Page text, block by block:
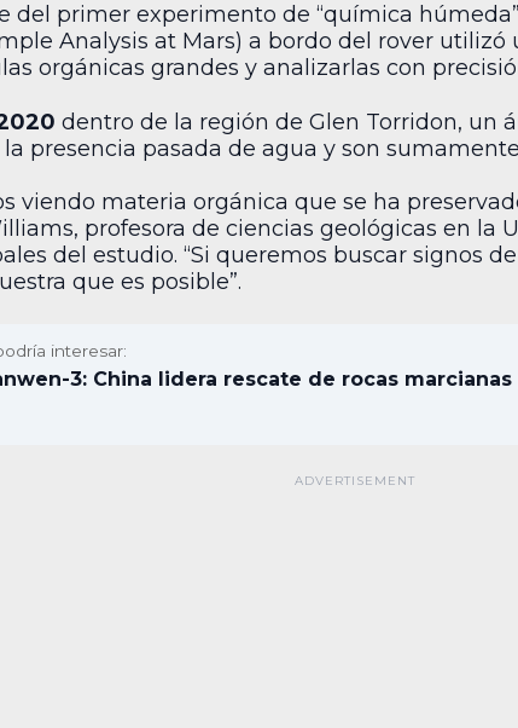
del primer experimento de “química
Analysis at Mars) a bordo del rover
orgánicas grandes y analizarlas con
dentro de la región de Glen Torridon, un
presencia pasada de agua y son
viendo materia orgánica que se ha
profesora de ciencias geológicas en la
del estudio. “Si queremos buscar signos
que es posible”.
interesar:
3: China lidera rescate de rocas marcianas